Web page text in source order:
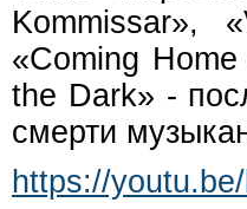
Kommissar»,
«Coming
the Dark» -
смерти
https://